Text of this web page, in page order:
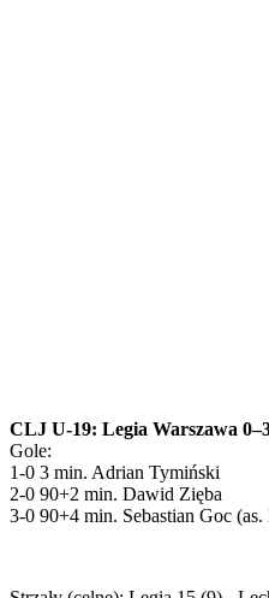
CLJ U-19: Legia Warszawa
Gole:
1-0 3 min. Adrian Tymiński
2-0 90+2 min. Dawid Zięba
3-0 90+4 min. Sebastian Goc